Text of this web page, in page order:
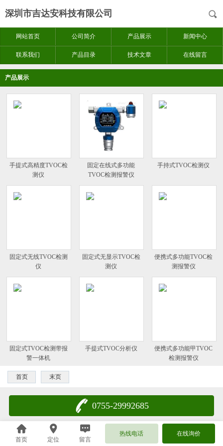
深圳市吉达安科技有限公司
网站首页 公司简介 产品展示 新闻中心
联系我们 产品目录 技术文章 在线留言
产品展示
手提式高精度TVOC检
测仪
固定在线式多功能
TVOC检测报警仪
手持式TVOC检测仪
固定式无线TVOC检测
仪
固定式无显示TVOC检
测仪
便携式多功能TVOC检
测报警仪
固定式TVOC检测带报
警一体机
手提式TVOC分析仪
便携式多功能甲TVOC
检测报警仪
首页 末页
0755-29992685
首页 定位 留言
热线电话 在线询价